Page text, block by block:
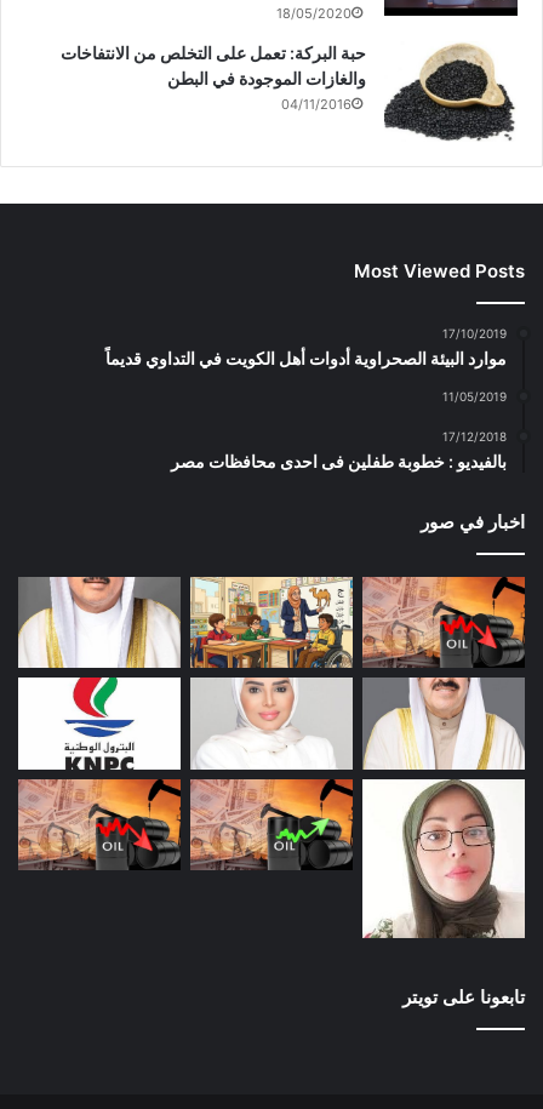
18/05/2020
حبة البركة: تعمل على التخلص من الانتفاخات
والغازات الموجودة في البطن
04/11/2016
Most Viewed Posts
17/10/2019
موارد البيئة الصحراوية أدوات أهل الكويت في التداوي قديماً
11/05/2019
17/12/2018
بالفيديو : خطوبة طفلين فى احدى محافظات مصر
اخبار في صور
تابعونا على تويتر